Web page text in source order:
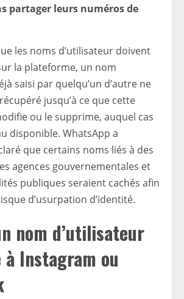
partager leurs numéros de
les noms d’utilisateur doivent
la plateforme, un nom
saisi par quelqu’un d’autre ne
jusqu’à ce que cette
ou le supprime, auquel cas
disponible. WhatsApp a
que certains noms liés à des
agences gouvernementales et
publiques seraient cachés afin
d’usurpation d’identité.
nom d’utilisateur
Instagram ou